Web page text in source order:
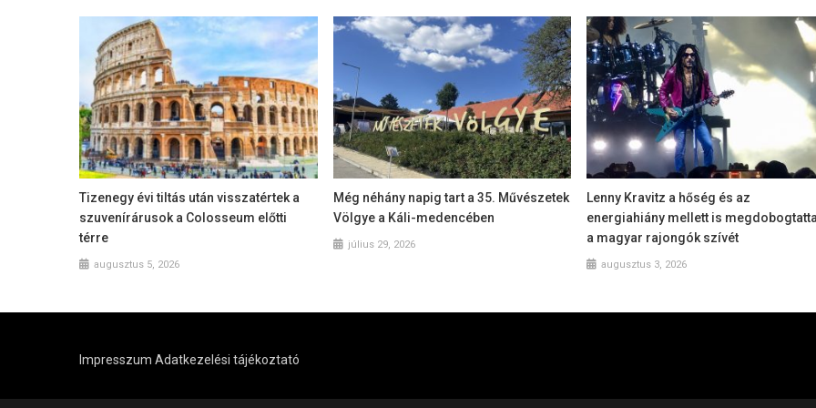
Tizenegy évi tiltás után visszatértek a
szuvenírárusok a Colosseum előtti
térre
augusztus 5, 2026
Még néhány napig tart a 35. Művészetek
Völgye a Káli-medencében
július 29, 2026
Lenny Kravitz a hőség és az
energiahiány mellett is
a magyar rajongók szívét
augusztus 3, 2026
Impresszum Adatkezelési tájékoztató